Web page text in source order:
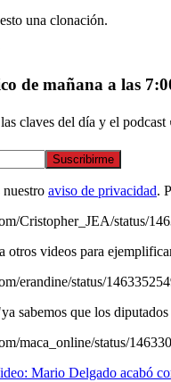
una clonación.
de mañana a las
claves del día y el
Suscribirme
aviso de privacidad.
Cristopher_JEA/status/
otros videos para
erandine/status/
sabemos que los
maca_online/status/
Mario Delgado acabó